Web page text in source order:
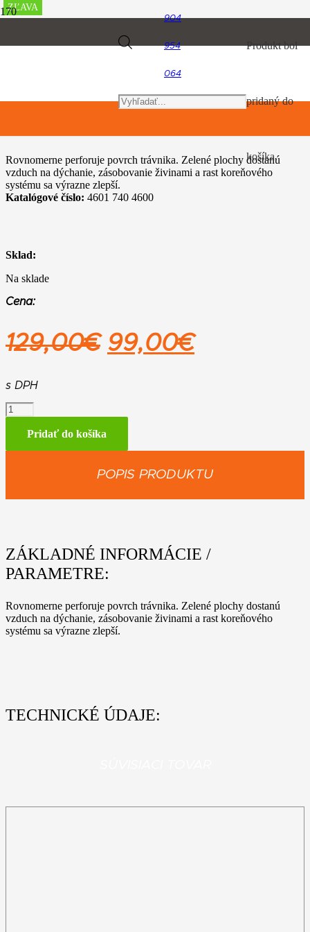
904
954
064
Products
search
Produktbol
pridaný do
košíka.
Multi Systém
MM-RL Prevzdušňovač trávnika
Rovnomerne perforuje povrch trávnika. Zelené plochy dostanú
vzduch na dýchanie, zásobovanie živinami a rast koreňového
systému sa výrazne zlepší.
Katalógové číslo: 4601 740 4600
Sklad:
Na sklade
Cena:
129,00€ Pôvodná
129,00€.
99,00€Aktuálna
s DPH
množstvo
MM-
Pridať do košíka
POPIS PRODUKTU
ZÁKLADNÉ INFORMÁCIE /
PARAMETRE:
Rovnomerne perforuje povrch trávnika. Zelené plochy dostanú
vzduch na dýchanie, zásobovanie živinami a rast koreňového
systému sa výrazne zlepší.
TECHNICKÉ ÚDAJE:
ZĽAVA
ZĽAVA
ZĽAVA
ZĽAVA
ZĽAVA
ZĽAVA
ZĽAVA
ZĽAVA
ZĽAVA